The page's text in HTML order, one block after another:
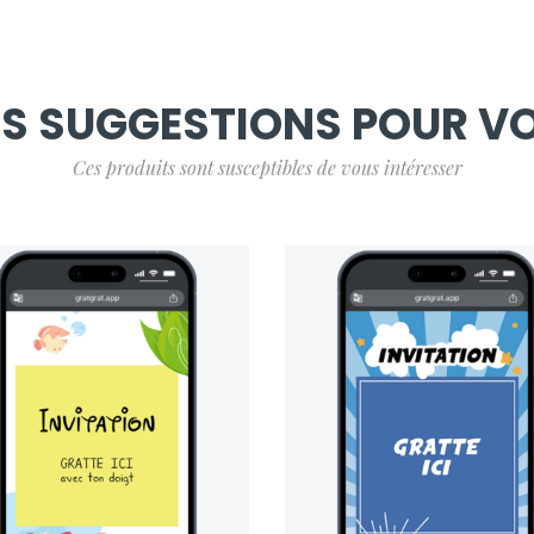
SUGGESTIONS POUR
Ces produits sont susceptibles de vous intéresser